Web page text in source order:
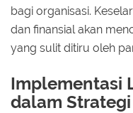
bagi organisasi.
dan finansial akan
yang sulit ditiru oleh
Implementasi
dalam